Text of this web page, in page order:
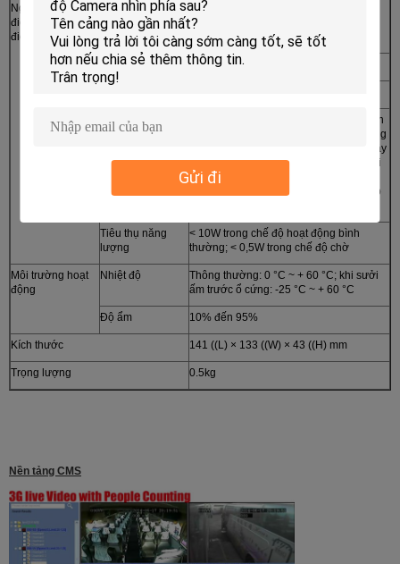
Gửi đi
Nguồn cung cấp
điện và tiêu thụ
điện
Cung cấp điện
1. ACC bật/tắt
2. Ngưng chậm.
3. Đặt thời gian vào / tắt
Điện áp đầu vào DC: +8V ~ +36V
Bảo vệ tắt điện
Với công nghệ hoạt động liên tục nguồn
cung cấp điện UPS được cấp bằng sáng
chế, nó có thể hoạt động trong 3 ~ 5 giây
sau khi nguồn cung cấp điện bên ngoài
bị ngắt để sự nguyên vẹn của dữ liệu
video có thể được giữ trong trường hợp
Tiêu thụ năng
lượng
< 10W trong chế độ hoạt động bình
thường; < 0,5W trong chế độ chờ
Môi trường hoạt
động
Nhiệt độ
Thông thường: 0 °C ~ + 60 °C; khi sưởi
ấm trước ổ cứng: -25 °C ~ + 60 °C
Độ ẩm 10% đến 95%
Kích thước 141 ((L) × 133 ((W) × 43 ((H) mm
Trọng lượng 0.5kg
Nền tảng CMS